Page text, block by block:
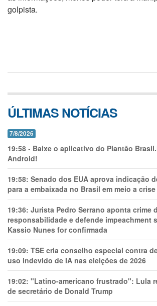
golpista.
ÚLTIMAS NOTÍCIAS
7/8/2026
19:58 - Baixe o aplicativo do Plantão
Android!
19:58: Senado dos EUA aprova indicação
para a embaixada no Brasil em meio a
19:36: Jurista Pedro Serrano aponta crime
responsabilidade e defende impeachment
Kassio Nunes for confirmada
19:09: TSE cria conselho especial contra
uso indevido de IA nas eleições de 2026
19:02: "Latino-americano frustrado": Lula
de secretário de Donald Trump